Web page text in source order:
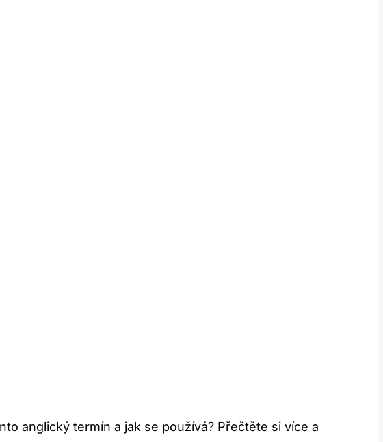
anglický termín a jak se používá? Přečtěte si více a